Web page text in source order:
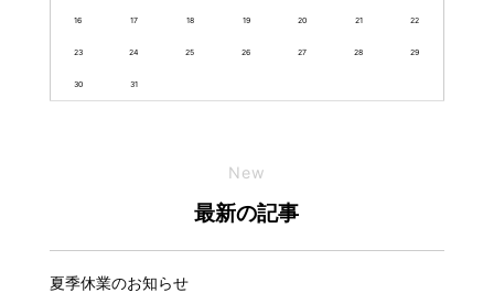
16 17 18 19 20 21 22
23 24 25 26 27 28 29
30 31
New
最新の記事
夏季休業のお知らせ